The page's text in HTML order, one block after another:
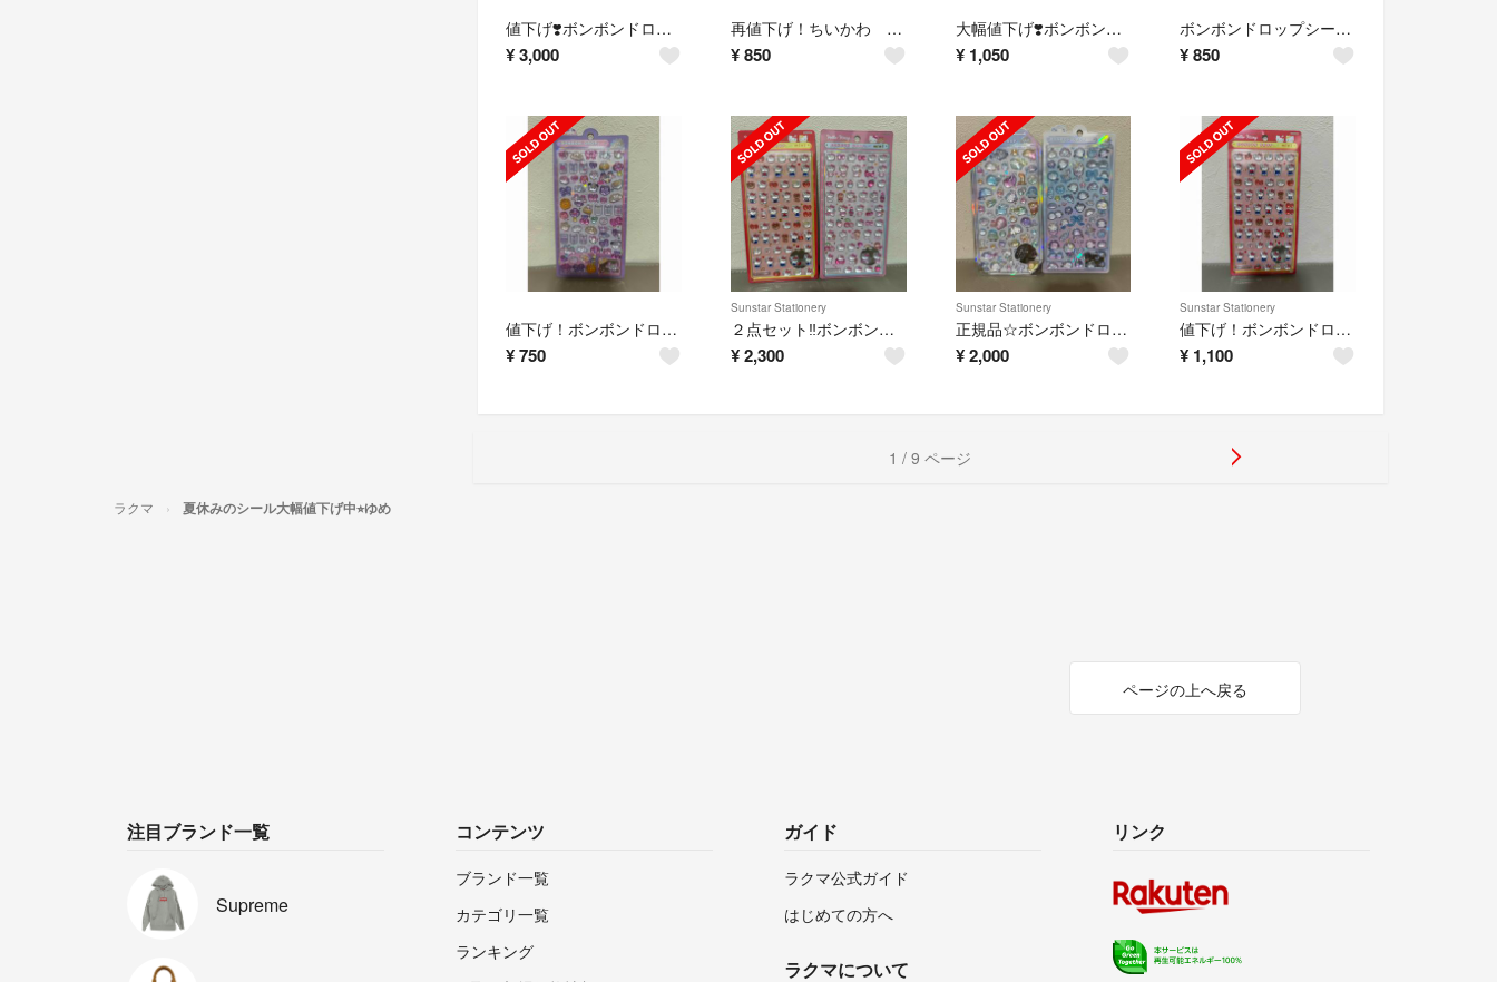
値下げ❣️ボンボンドロップシール ４点セット！オリジナル
¥3,000
再値下げ！ちいかわ ボンボンドロップシール モモンガ
¥850
大幅値下げ❣️ボンボンドロップシール ぴこぴこボンボン
¥ 1,050
ボンボンドロップシール ゆにこんボンボン
¥850
値下げ！ボンボンドロップシール にーはおボンボン
¥750
Sunstar Stationery
２点セット‼️ボンボンドロップシールｍｉｎｉ ハローキティ ピンクandレッド
¥2,300
Sunstar Stationery
正規品☆ボンボンドロップシールらめーる&しまえながボンボン2種セット
¥ 2,000
Sunstar Stationery
値下げ！ボンボンドロップシールｍｉｎｉ ハローキティ レッド
¥ 1,100
1 / 9 ページ
ラクマ 夏休みのシール大幅値下げ中⭐︎ゆめ
ページの上へ戻る
注目ブランド一覧
Supreme
コンテンツ
ブランド一覧
カテゴリ一覧
ランキング
ガイド
ラクマ公式ガイド
はじめての方へ
ラクマについて
リンク